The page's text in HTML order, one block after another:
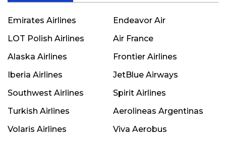
Emirates Airlines
Endeavor Air
LOT Polish Airlines
Air France
Alaska Airlines
Frontier Airlines
Iberia Airlines
JetBlue Airways
Southwest Airlines
Spirit Airlines
Turkish Airlines
Aerolineas Argentinas
Volaris Airlines
Viva Aerobus